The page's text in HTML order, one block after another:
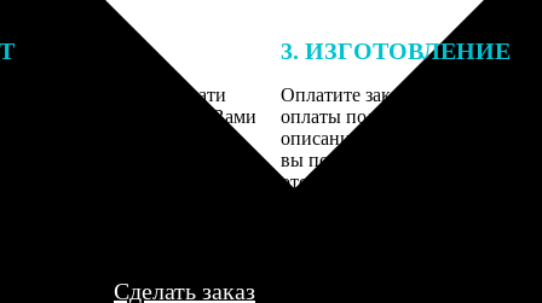
заказа к печати
могут связаться с Вами
3. ИЗГОТОВЛЕНИЕ
Оплатите заказ банковской
оплаты получите
описанием заказа. Когда
вы получите письмо с трек-
отслеживания.
Сделать заказ